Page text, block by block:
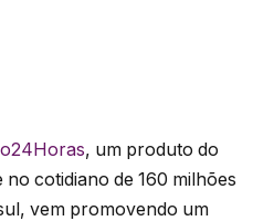
, um produto do
cotidiano de 160 milhões
vem promovendo um